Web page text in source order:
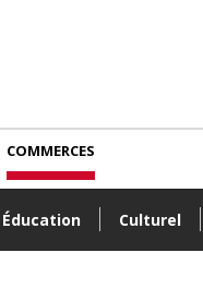
Éducation Culturel
COMMERCES